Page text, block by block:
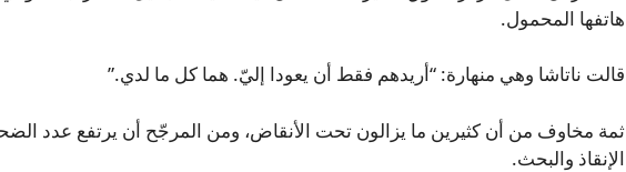
هاتفها المحمول.
قالت ناتاشا وهي منهارة: “أريدهم فقط أن يعودا إليّ. هما كل ما لدي.”
ثمة مخاوف من أن كثيرين ما يزالون تحت الأنقاض، ومن المرجّح أن يرتفع عدد
الإنقاذ والبحث.